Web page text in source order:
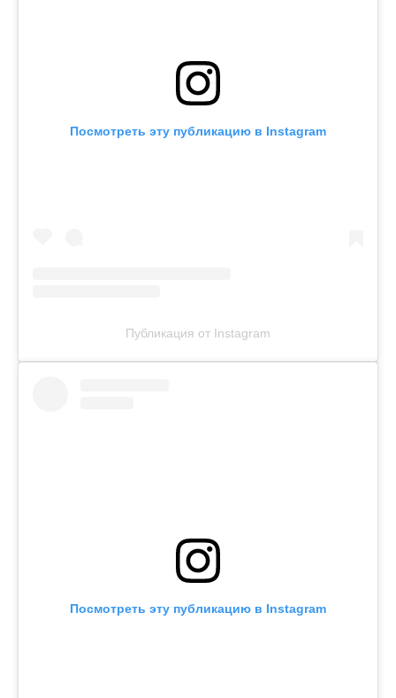
Посмотреть эту публикацию в Instagram
Публикация от Instagram
Посмотреть эту публикацию в Instagram